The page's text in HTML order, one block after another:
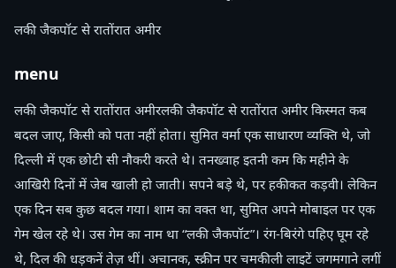
लकी जैकपॉट से रातोंरात अमीर
menu
लकी जैकपॉट से रातोंरात अमीरलकी जैकपॉट से रातोंरात अमीर किस्मत कब
बदल जाए, किसी को पता नहीं होता। सुमित वर्मा एक साधारण व्यक्ति थे, जो
दिल्ली में एक छोटी सी नौकरी करते थे। तनख्वाह इतनी कम कि महीने के
आखिरी दिनों में जेब खाली हो जाती। सपने बड़े थे, पर हकीकत कड़वी। लेकिन
एक दिन सब कुछ बदल गया। शाम का वक्त था, सुमित अपने मोबाइल पर एक
गेम खेल रहे थे। उस गेम का नाम था “लकी जैकपॉट”। रंग-बिरंगे पहिए घूम रहे
थे, दिल की धड़कनें तेज़ थीं। अचानक, स्क्रीन पर चमकीली लाइटें जगमगाने लगीं